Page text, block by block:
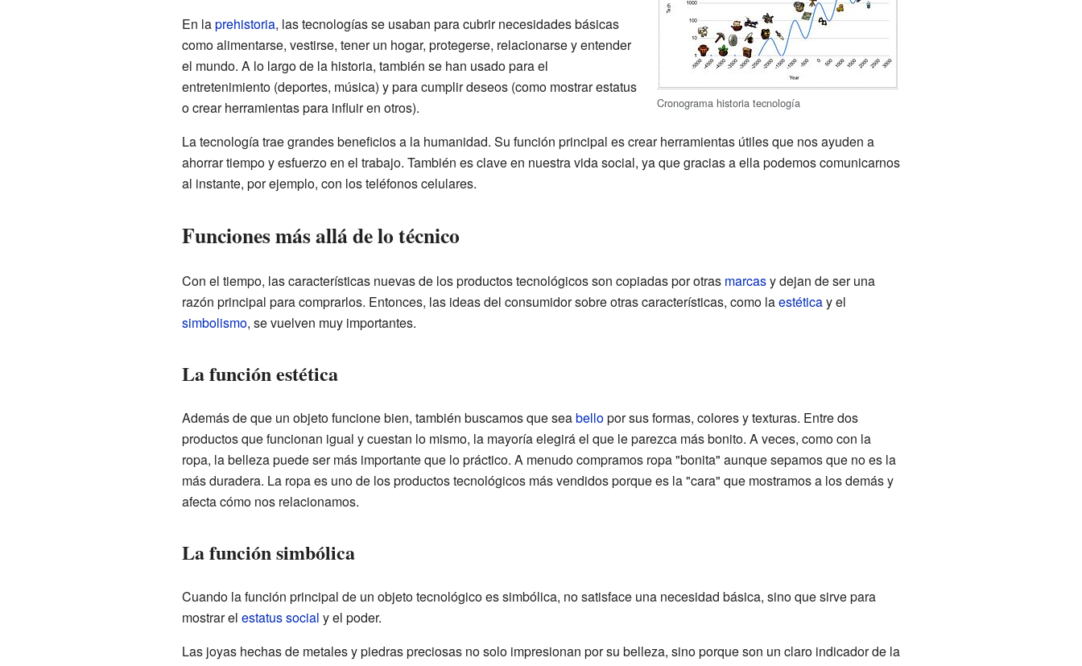
Cronograma historia tecnología
En laprehistoria, las tecnologías se usaban para cubrir necesidades básicas
como alimentarse, vestirse, tener un hogar, protegerse, relacionarse y entender
el mundo. A lo largo de la historia, también se han usado para el
entretenimiento (deportes, música) y para cumplir deseos (como mostrar estatus
o crear herramientas para influir en otros).
La tecnología trae grandes beneficios a la humanidad. Su función principal es crear herramientas útiles que nos ayuden a
ahorrar tiempo y esfuerzo en el trabajo. También es clave en nuestra vida social, ya que gracias a ella podemos comunicarnos
al instante, por ejemplo, con los teléfonos celulares.
Funciones más allá de lo técnico
Con el tiempo, las características nuevas de los productos tecnológicos son copiadas por otras marcasy dejan de ser una
razón principal para comprarlos. Entonces, las ideas del consumidor sobre otras características, como laestéticay el
simbolismo, se vuelven muy importantes.
La función estética
Además de que un objeto funcione bien, también buscamos que seabellopor sus formas, colores y texturas. Entre dos
productos que funcionan igual y cuestan lo mismo, la mayoría elegirá el que le parezca más bonito. A veces, como con la
ropa, la belleza puede ser más importante que lo práctico. A menudo compramos ropa "bonita" aunque sepamos que no es la
más duradera. La ropa es uno de los productos tecnológicos más vendidos porque es la "cara" que mostramos a los demás y
afecta cómo nos relacionamos.
La función simbólica
Cuando la función principal de un objeto tecnológico es simbólica, no satisface una necesidad básica, sino que sirve para
mostrar el estatus social y el poder.
Las joyas hechas de metales y piedras preciosas no solo impresionan por su belleza, sino porque son un claro indicador de la